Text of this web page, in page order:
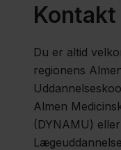
Kontakt
Du er altid
regionens
Almen
(DYNAMU)